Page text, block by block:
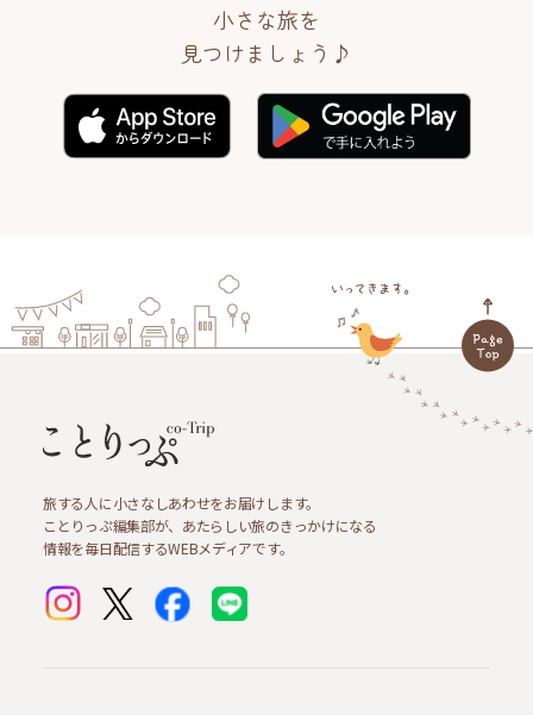
小さな旅を
見つけましょう♪
旅する人に小さなしあわせをお届けします。
ことりっぷ編集部が、あたらしい旅のきっかけになる
情報を毎日配信するWEBメディアです。